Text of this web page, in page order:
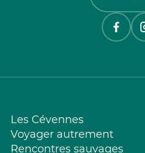
Les Cévennes
Voyager autrement
Rencontres sauvages